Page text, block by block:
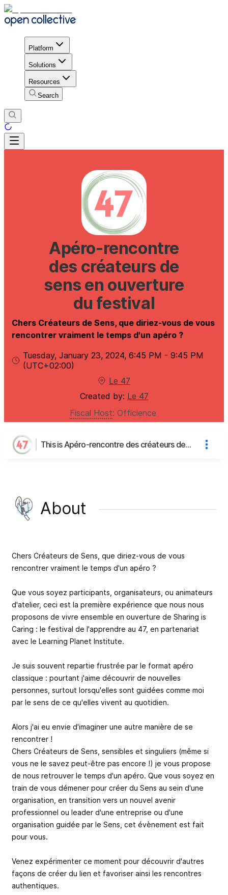
Platform
Solutions
Resources
Search
Apéro-rencontre
des créateurs de
sens en ouverture
du festival
Chers Créateurs de Sens, que diriez-vous de vous
rencontrer vraiment le temps d'un apéro ?
Tuesday, January 23, 2024, 6:45 PM - 9:45 PM
(UTC+02:00)
Le 47
Created by: Le 47
Fiscal Host: Officience
This is Apéro-rencontre des créateurs de sens en ouverture du festival's page
About
Chers Créateurs de Sens, que diriez-vous de vous
rencontrer vraiment le temps d'un apéro ?
Que vous soyez participants, organisateurs, ou animateurs
d'atelier, ceci est la première expérience que nous nous
proposons de vivre ensemble en ouverture de Sharing is
Caring : le festival de l'apprendre au 47, en partenariat
avec le Learning Planet Institute.
Je suis souvent repartie frustrée par le format apéro
classique : pourtant j'aime découvrir de nouvelles
personnes, surtout lorsqu'elles sont guidées comme moi
par le sens de ce qu'elles vivent au quotidien.
Alors j'ai eu envie d'imaginer une autre manière de se
rencontrer !
Chers Créateurs de Sens, sensibles et singuliers (même si
vous ne le savez peut-être pas encore !) je vous propose
de nous retrouver le temps d'un apéro. Que vous soyez en
train de vous démener pour créer du Sens au sein d'une
organisation, en transition vers un nouvel avenir
professionnel ou leader d'une entreprise ou d'une
organisation guidée par le Sens, cet évènement est fait
pour vous.
Venez expérimenter ce moment pour découvrir d'autres
façons de créer du lien et favoriser ainsi les rencontres
authentiques.